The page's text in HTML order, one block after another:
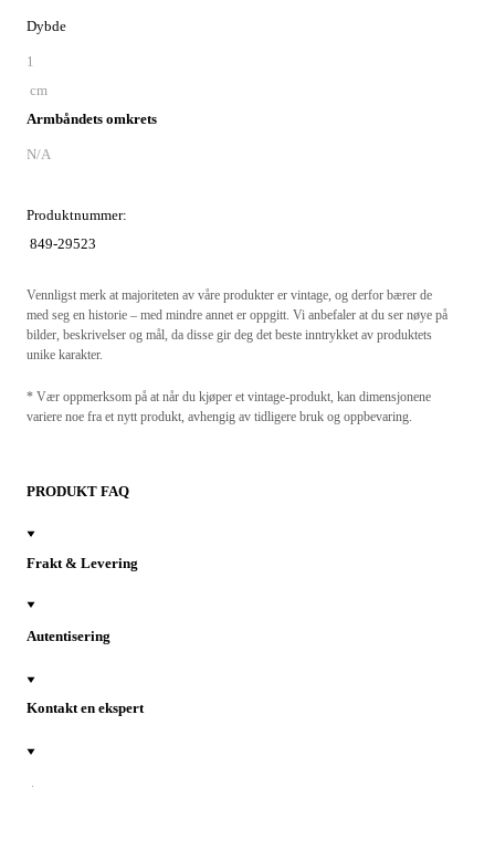
Dybde
1
cm
Armbåndets omkrets
N/A
Produktnummer:
849-29523
Vennligst merk at majoriteten av våre produkter er vintage, og derfor bærer de
med seg en historie – med mindre annet er oppgitt. Vi anbefaler at du ser nøye på
bilder, beskrivelser og mål, da disse gir deg det beste inntrykket av produktets
unike karakter.
* Vær oppmerksom på at når du kjøper et vintage-produkt, kan dimensjonene
variere noe fra et nytt produkt, avhengig av tidligere bruk og oppbevaring.
PRODUKT FAQ
Frakt & Levering
Autentisering
Kontakt en ekspert